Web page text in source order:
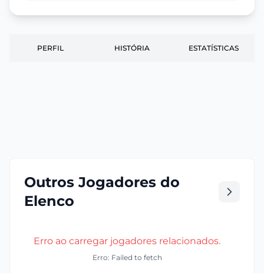
PERFIL HISTÓRIA ESTATÍSTICAS
Outros Jogadores do
Elenco
Erro ao carregar jogadores relacionados.
Erro: Failed to fetch